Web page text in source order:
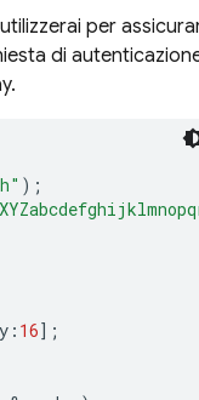
per
di
);
: 16];